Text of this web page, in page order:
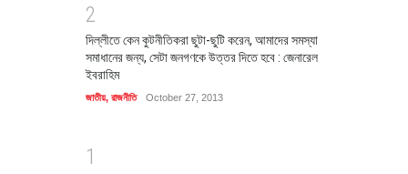
2
দিল্লীতে কেন কুটনীতিকরা ছুটা-ছুটি করেন, আমাদের সমস্যা
সমাধানের জন্য, সেটা জনগণকে উত্তর দিতে হবে : জেনারেল
ইবরাহিম
জাতীয়, রাজনীতি October 27, 2013
1